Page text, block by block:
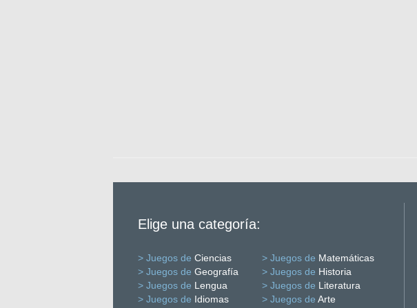
Elige una categoría:
> Juegos de Ciencias > Juegos de Matemáticas
> Juegos de Geografía > Juegos de Historia
> Juegos de Lengua > Juegos de Literatura
> Juegos de Idiomas > Juegos de Arte